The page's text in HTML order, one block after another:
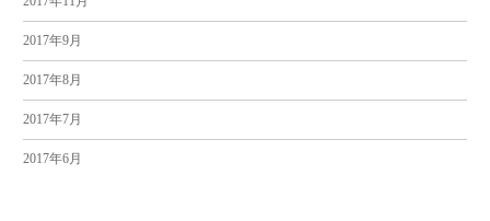
2017年9月
2017年8月
2017年7月
2017年6月